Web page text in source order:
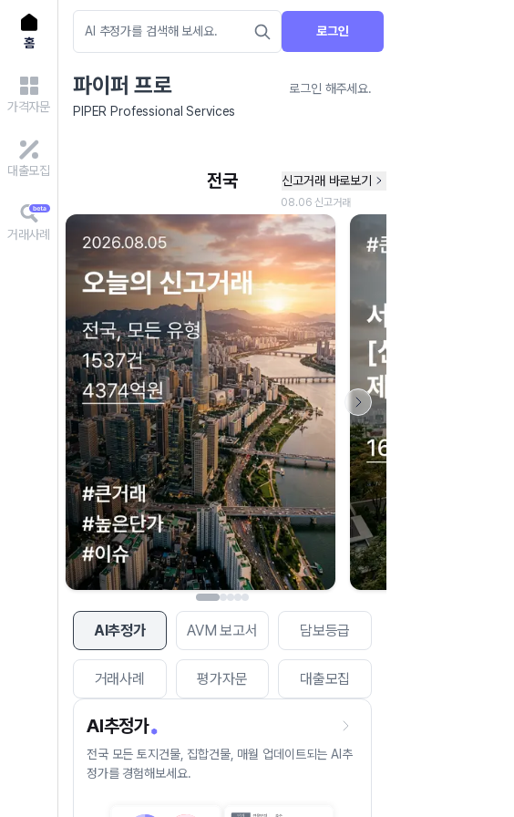
홈
가격자문
대출모집
거래사례
로그인
파이퍼 프로
로그인 해주세요.
PIPER Professional Services
AI추정가 AVM 보고서 담보등급
거래사례 평가자문 대출모집
AI추정가
전국 모든 토지건물, 집합건물, 매월 업데이트되는 AI추
정가를 경험해보세요.